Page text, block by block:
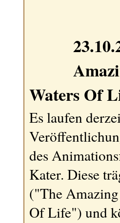
Waters Of
Es laufen
des
Kater. Diese
("The
Of Life") und